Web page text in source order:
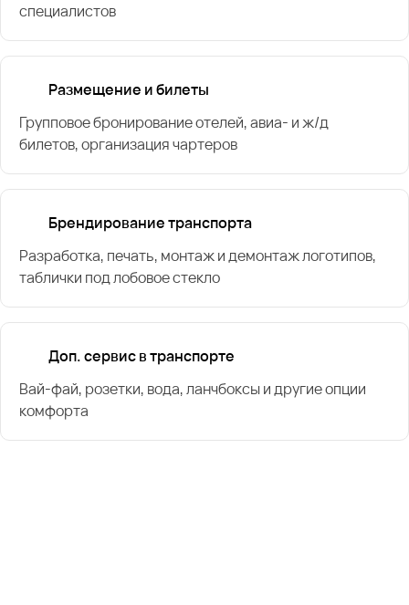
специалистов
Размещение и билеты
Групповое бронирование отелей, авиа- и ж/д
билетов, организация чартеров
Брендирование транспорта
Разработка, печать, монтаж и демонтаж логотипов,
таблички под лобовое стекло
Доп. сервис в транспорте
Вай-фай, розетки, вода, ланчбоксы и другие опции
комфорта